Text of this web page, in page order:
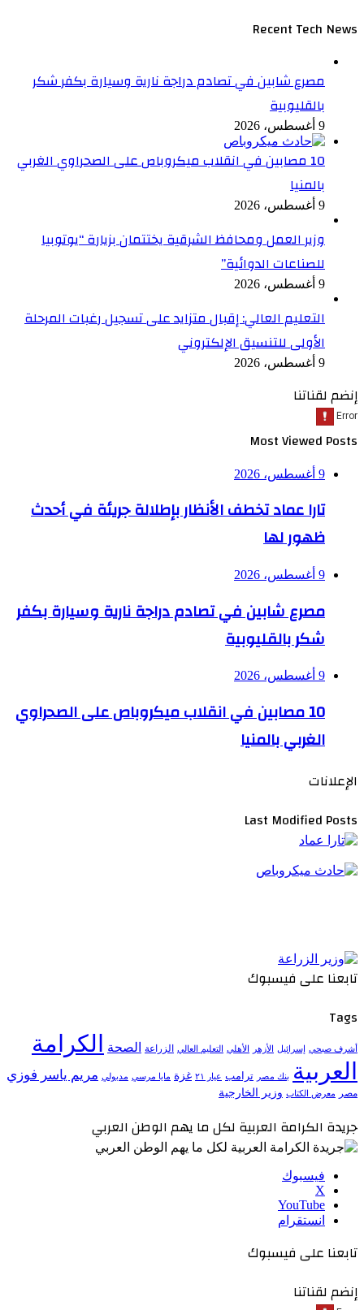
Recent Tech News
مصرع شابين في تصادم دراجة نارية وسيارة بكفر شكر
بالقليوبية
9 أغسطس، 2026
10 مصابين في انقلاب ميكروباص على الصحراوي الغربي
بالمنيا
9 أغسطس، 2026
وزير العمل ومحافظ الشرقية يختتمان بزيارة “يوتوبيا
للصناعات الدوائية”
9 أغسطس، 2026
التعليم العالي: إقبال متزايد على تسجيل رغبات المرحلة
الأولى للتنسيق الإلكتروني
9 أغسطس، 2026
إنضم لقناتنا
Most Viewed Posts
9 أغسطس، 2026
تارا عماد تخطف الأنظار بإطلالة جريئة في أحدث
ظهور لها
9 أغسطس، 2026
مصرع شابين في تصادم دراجة نارية وسيارة بكفر
شكر بالقليوبية
9 أغسطس، 2026
10 مصابين في انقلاب ميكروباص على الصحراوي
الغربي بالمنيا
الإعلانات
Last Modified Posts
تابعنا على فيسبوك
Tags
أشرف صبحي إسرائيل الأزهر الأهلي التعليم العالي الزراعة الصحة
الكرامة
العربية
بنك مصر ترامب عيار ٢١ غزة مايا مرسي مدبولي مريم ياسر فوزي
مصر معرض الكتاب وزير الخارجية
جريدة الكرامة العربية لكل ما يهم الوطن العربي
فيسبوك
‫X
‫YouTube
انستقرام
تابعنا على فيسبوك
إنضم لقناتنا